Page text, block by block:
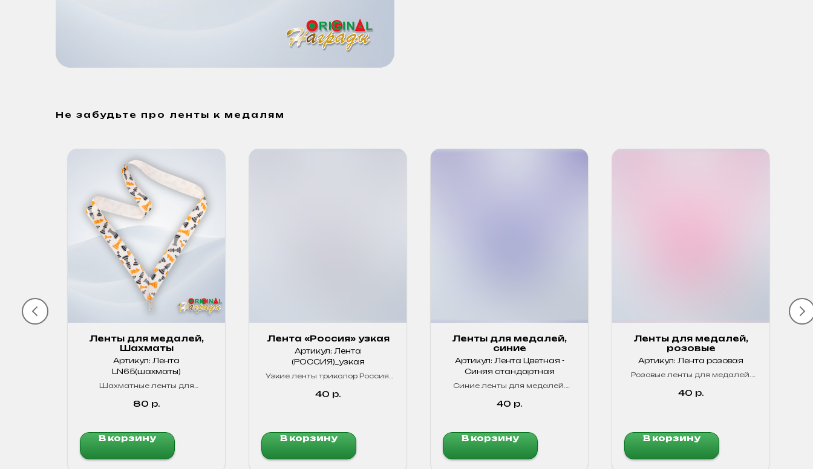
Не забудьте про ленты к медалям
Ленты для медалей,
Шахматы
Артикул: Лента
LN65(шахматы)
Шахматные ленты для
80 р.
В корзину
Лента «Россия» узкая
Артикул: Лента
(РОССИЯ)_узкая
Узкие ленты триколор Россия.
Качественные, яркие цвета!
40 р.
В корзину
Ленты для медалей,
синие
Артикул: Лента Цветная -
Синяя стандартная
Синие ленты для медалей.
40 р.
В корзину
Ленты для медалей,
розовые
Артикул: Лента розовая
Розовые ленты для медалей.
40 р.
В корзину